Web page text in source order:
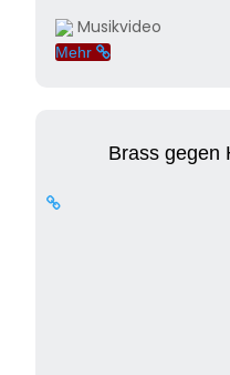
Musikvideo
Mehr
Brass gegen